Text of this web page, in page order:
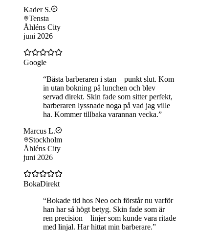
Kader S.
Tensta
Åhléns City
juni 2026
Google
“Bästa barberaren i stan – punkt slut. Kom
in utan bokning på lunchen och blev
servad direkt. Skin fade som sitter perfekt,
barberaren lyssnade noga på vad jag ville
ha. Kommer tillbaka varannan vecka.”
Marcus L.
Stockholm
Åhléns City
juni 2026
BokaDirekt
“Bokade tid hos Neo och förstår nu varför
han har så högt betyg. Skin fade som är
ren precision – linjer som kunde vara ritade
med linjal. Har hittat min barberare.”